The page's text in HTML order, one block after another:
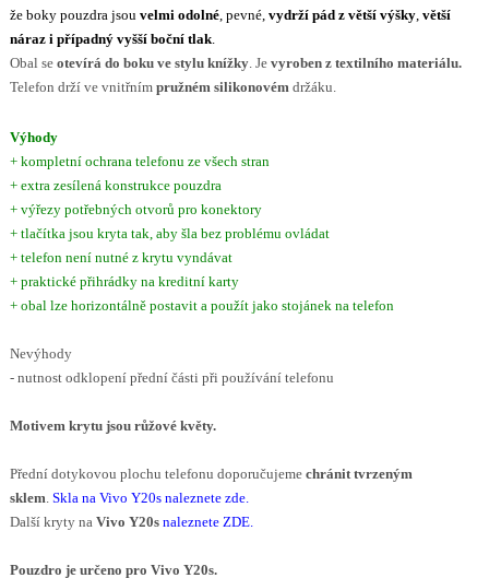
že boky pouzdra jsou velmi odolné, pevné, vydrží pád z větší výšky, větší
náraz i případný vyšší boční tlak.
Obal se otevírá do boku ve stylu knížky. Jevyroben z textilního materiálu.
Telefon drží ve vnitřnímpružném silikonovém držáku.
Výhody
+ kompletní ochrana telefonu ze všech stran
+ extra zesílená konstrukce pouzdra
+ výřezy potřebných otvorů pro konektory
+ tlačítka jsou kryta tak, aby šla bez problému ovládat
+ telefon není nutné z krytu vyndávat
+ praktické přihrádky na kreditní karty
+ obal lze horizontálně postavit a použít jako stojánek na telefon
Nevýhody
- nutnost odklopení přední části při používání telefonu
Motivem krytu jsou růžové květy.
Přední dotykovou plochu telefonu doporučujeme chránit tvrzeným
sklem Skla na Vivo Y20s naleznete zde.
Další kryty na Vivo Y20s naleznete ZDE.
Pouzdro je určeno pro Vivo Y20s.